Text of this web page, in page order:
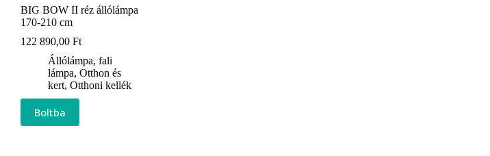
BIG BOW II réz állólámpa
170-210 cm
122 890,00Ft
Állólámpa, fali
lámpa,Otthon és
kert,Otthoni kellék
Boltba